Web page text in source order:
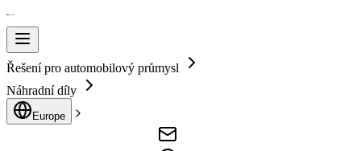
Řešení pro automobilový průmysl
Náhradní díly
Europe